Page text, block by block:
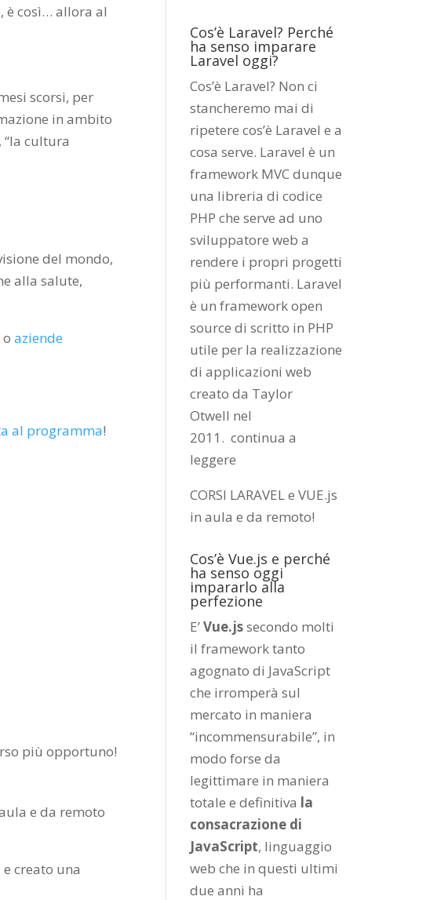
è così… allora al
scorsi, per
in ambito
cultura
del mondo,
alla salute,
oaziende
al programma!
più opportuno!
e da remoto
creato una
Cos’è Laravel? Perché
ha senso imparare
Laravel oggi?
Cos’è Laravel? Non ci
stancheremo mai di
ripetere cos’è Laravel e a
cosa serve. Laravel è un
framework MVC dunque
una libreria di codice
PHP che serve ad uno
sviluppatore web a
rendere i propri progetti
più performanti. Laravel
è un framework open
source di scritto in PHP
utile per la realizzazione
di applicazioni web
creato da Taylor
Otwell nel
2011.continua a
leggere
CORSI LARAVEL e VUE.js
in aula e da remoto!
Cos’è Vue.js e perché
ha senso oggi
impararlo alla
perfezione
E’Vue.jssecondo molti
il framework tanto
agognato di JavaScript
che irromperà sul
mercato in maniera
“incommensurabile”, in
modo forse da
legittimare in maniera
totale e definitiva la
consacrazione di
JavaScript, linguaggio
web che in questi ultimi
due anni ha